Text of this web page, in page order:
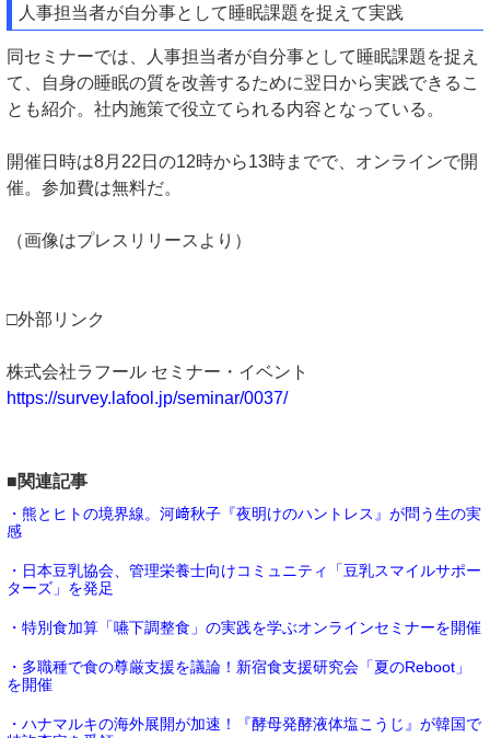
人事担当者が自分事として睡眠課題を捉えて実践
同セミナーでは、人事担当者が自分事として睡眠課題を捉え
て、自身の睡眠の質を改善するために翌日から実践できるこ
とも紹介。社内施策で役立てられる内容となっている。
開催日時は8月22日の12時から13時までで、オンラインで開
催。参加費は無料だ。
（画像はプレスリリースより）
□外部リンク
株式会社ラフール セミナー・イベント
https://survey.lafool.jp/seminar/0037/
■関連記事
・熊とヒトの境界線。河﨑秋子『夜明けのハントレス』が問う生の実
感
・日本豆乳協会、管理栄養士向けコミュニティ「豆乳スマイルサポー
ターズ」を発足
・特別食加算「嚥下調整食」の実践を学ぶオンラインセミナーを開催
・多職種で食の尊厳支援を議論！新宿食支援研究会「夏のReboot」
を開催
・ハナマルキの海外展開が加速！『酵母発酵液体塩こうじ』が韓国で